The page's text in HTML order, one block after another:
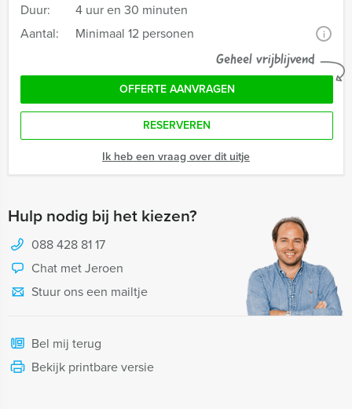
Duur:
4 uur en 30 minuten
Aantal:
Minimaal 12 personen i
Geheel vrijblijvend
OFFERTE AANVRAGEN
RESERVEREN
Ik heb een vraag over dit uitje
Hulp nodig bij het kiezen?
088 428 81 17
Chat met Jeroen
Stuur ons een mailtje
Bel mij terug
Bekijk printbare versie